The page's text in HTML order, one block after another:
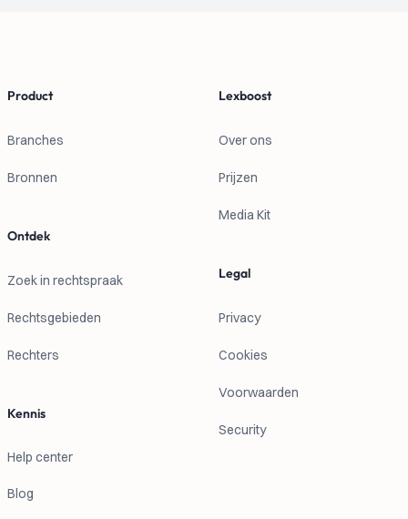
Product
Branches
Bronnen
Ontdek
Zoek in rechtspraak
Rechtsgebieden
Rechters
Kennis
Help center
Blog
Lexboost
Over ons
Prijzen
Media Kit
Legal
Privacy
Cookies
Voorwaarden
Security